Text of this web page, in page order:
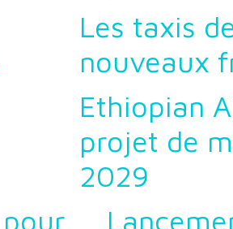
Les taxis
nouveaux
Ethiopian
projet de
2029